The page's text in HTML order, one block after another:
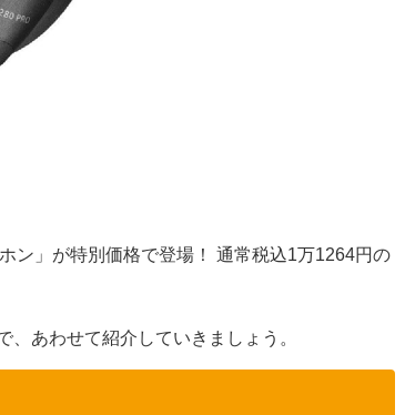
ン」が特別価格で登場！ 通常税込1万1264円の
あわせて紹介していきましょう。